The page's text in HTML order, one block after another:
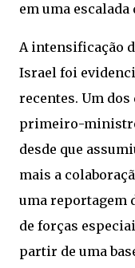
em uma
A intensificação
Israel foi
recentes. Um
primeiro-
desde que
mais a
uma reportagem
de forças
partir de uma